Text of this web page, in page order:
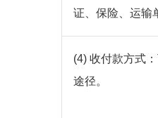
证、保险、运输
(4) 收付款方式
途径。